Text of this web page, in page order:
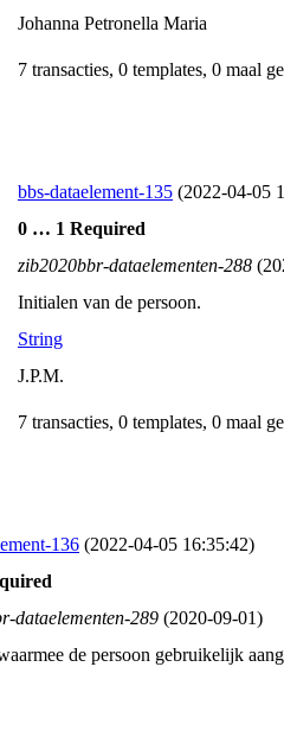
Johanna Petronella Maria
7 transacties, 0 templates, 0 maal
bbs-dataelement-135 (2022‑04‑05
0 … 1 Required
zib2020bbr-dataelementen-288
Initialen van de persoon.
String
J.P.M.
7 transacties, 0 templates, 0 maal
136 (2022‑04‑05 16:35:42)
dataelementen-289 (2020‑09‑01)
de persoon gebruikelijk